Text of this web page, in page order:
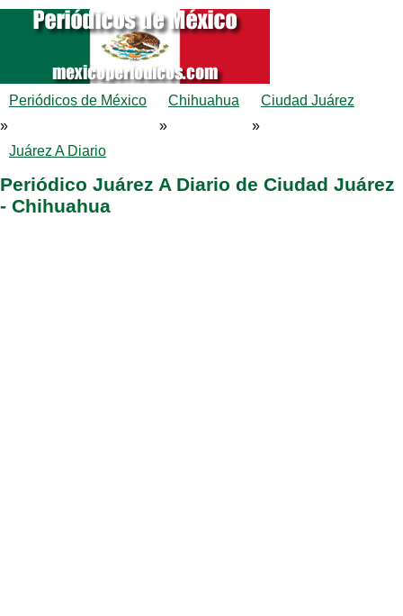
Periódicos de México
»
Chihuahua
»
Ciudad Juárez
»
Juárez A Diario
Periódico Juárez A Diario de Ciudad Juárez
- Chihuahua